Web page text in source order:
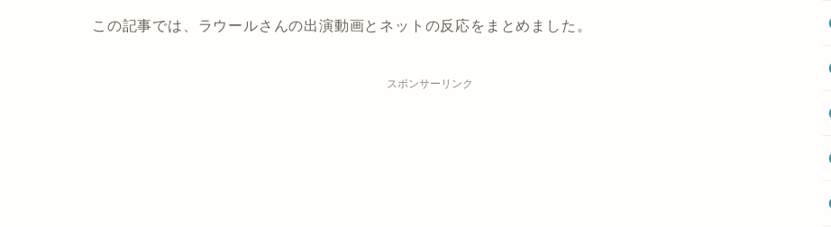
この記事では、ラウールさんの出演動画とネットの反応をまとめました。
スポンサーリンク